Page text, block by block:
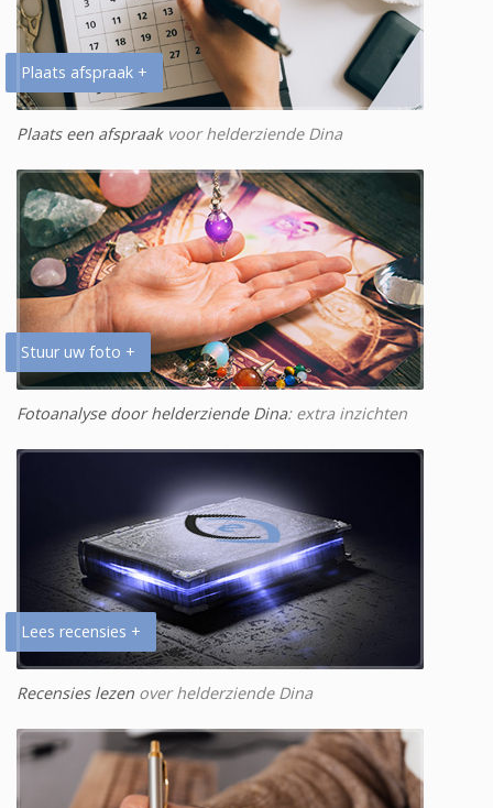
Plaats afspraak +
Plaats een afspraakvoor helderziende Dina
Stuur uw foto +
Fotoanalyse door helderziende Dina: extra inzichten
Lees recensies +
Recensies lezen over helderziende Dina